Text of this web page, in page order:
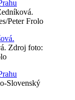
Peter Frolo
Zdroj foto:
Slovenský